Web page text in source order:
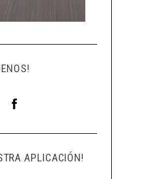
APLICACIÓN!